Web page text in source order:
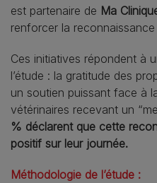
est partenaire de Ma
renforcer la
Ces initiatives répondent à
l’étude : la gratitude des
un soutien puissant face à
vétérinaires recevant un
% déclarent que cette
positif sur leur journée.
Méthodologie de l’étude :